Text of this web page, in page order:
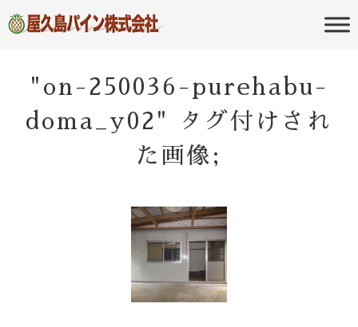
屋久島パイン
株式会社
のポータルサイト
"on-250036-purehabu-
doma_y02" タグ付けされ
た画像;